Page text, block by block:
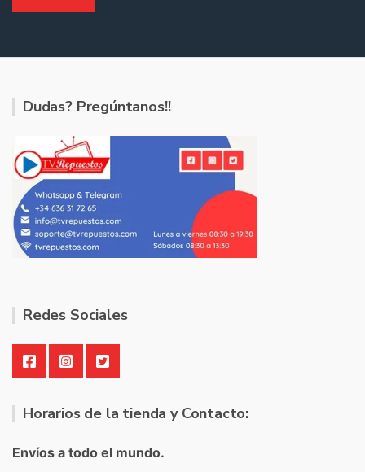
Dudas? Pregúntanos!!
Redes Sociales
Horarios de la tienda y Contacto:
Envíos a todo el mundo.